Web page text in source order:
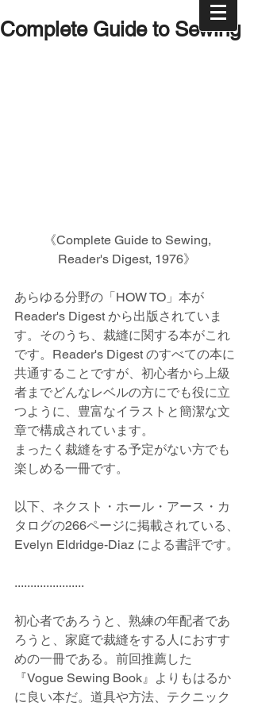
Complete Guide to Sewing
Reader's Digest, 1976》
あらゆる分野の「HOW TO」本が
Reader's Digest から出版されていま
す。そのうち、裁縫に関する本がこれ
です。Reader's Digest のすべての本に
共通することですが、初心者から上級
者までどんなレベルの方にでも役に立
つように、豊富なイラストと簡潔な文
章で構成されています。
まったく裁縫をする予定がない方でも
楽しめる一冊です。
以下、ネクスト・ホール・アース・カ
タログの266ページに掲載されている、
Evelyn Eldridge-Diaz による書評です。
......................
初心者であろうと、熟練の年配者であ
ろうと、家庭で裁縫をする人におすす
めの一冊である。前回推薦した
『Vogue Sewing Book』よりもはるか
に良い本だ。道具や方法、テクニック